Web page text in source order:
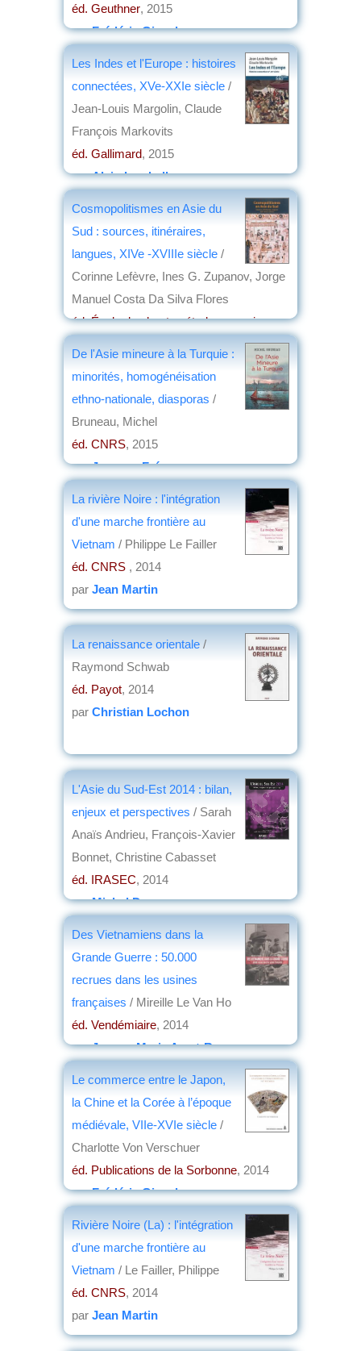
éd. Geuthner, 2015
parFrédéric Girard
Les Indes et l'Europe : histoires
connectées, XVe-XXIe siècle /
Jean-Louis Margolin, Claude
François Markovits
éd. Gallimard, 2015
parAlain Lamballe
Cosmopolitismes en Asie du
Sud : sources, itinéraires,
langues, XIVe -XVIIIe siècle /
Corinne Lefèvre, Ines G. Zupanov, Jorge
Manuel Costa Da Silva Flores
éd. École des hautes études en sciences
De l'Asie mineure à la Turquie :
minorités, homogénéisation
ethno-nationale, diasporas /
Bruneau, Michel
éd. CNRS, 2015
parJacques Frémeaux
La rivière Noire : l'intégration
d'une marche frontière au
Vietnam / Philippe Le Failler
éd. CNRS , 2014
par Jean Martin
La renaissance orientale /
Raymond Schwab
éd. Payot, 2014
par Christian Lochon
L'Asie du Sud-Est 2014 : bilan,
enjeux et perspectives / Sarah
Anaïs Andrieu, François-Xavier
Bonnet, Christine Cabasset
éd. IRASEC, 2014
parMichel Deverge
Des Vietnamiens dans la
Grande Guerre : 50.000
recrues dans les usines
françaises / Mireille Le Van Ho
éd. Vendémiaire, 2014
parJeanne-Marie Amat-Roze
Le commerce entre le Japon,
la Chine et la Corée à l’époque
médiévale, VIIe-XVIe siècle /
Charlotte Von Verschuer
éd. Publications de la Sorbonne, 2014
parFrédéric Girard
Rivière Noire (La) : l'intégration
d'une marche frontière au
Vietnam / Le Failler, Philippe
éd. CNRS, 2014
par Jean Martin